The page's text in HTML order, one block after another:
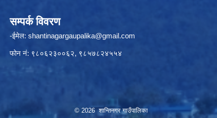
सम्पर्क विवरण
-ईमेल: shantinagargaupalika@gmail.com
फोन नं: ९८०६२३००६२, ९८५७८२४५५४
© 2026 शान्तिनगर गाउँपालिका